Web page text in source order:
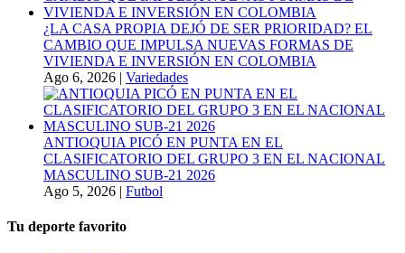
¿LA CASA PROPIA DEJÓ DE SER PRIORIDAD? EL
CAMBIO QUE IMPULSA NUEVAS FORMAS DE
VIVIENDA E INVERSIÓN EN COLOMBIA
Ago 6, 2026 | Variedades
ANTIOQUIA PICÓ EN PUNTA EN EL
CLASIFICATORIO DEL GRUPO 3 EN EL NACIONAL
MASCULINO SUB-21 2026
Ago 5, 2026 | Futbol
Tu deporte favorito